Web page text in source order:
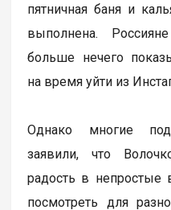
пятничная баня и
выполнена.
больше нечего
на время уйти из
Однако многие
заявили, что
радость в
посмотреть для